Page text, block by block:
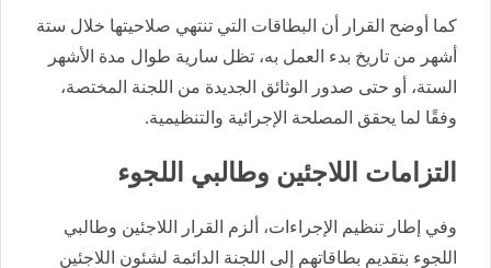
كما أوضح القرار أن البطاقات التي تنتهي صلاحيتها خلال ستة
أشهر من تاريخ بدء العمل به، تظل سارية طوال مدة الأشهر
الستة، أو حتى صدور الوثائق الجديدة من اللجنة المختصة،
وفقًا لما يحقق المصلحة الإجرائية والتنظيمية.
التزامات اللاجئين وطالبي اللجوء
وفي إطار تنظيم الإجراءات، ألزم القرار اللاجئين وطالبي
اللجوء بتقديم بطاقاتهم إلى اللجنة الدائمة لشئون اللاجئين